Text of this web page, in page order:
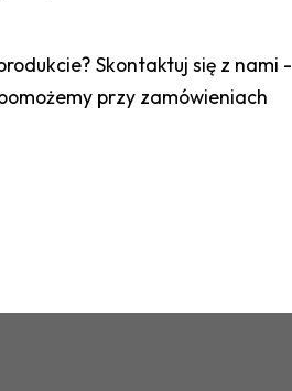
Skontaktuj się z nami -
przy zamówieniach